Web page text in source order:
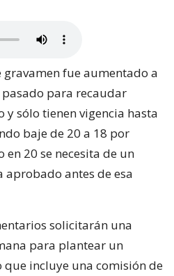
gravamen fue aumentado a
para recaudar
sólo tienen vigencia hasta
baje de 20 a 18 por
20 se necesita de un
aprobado antes de esa
solicitarán una
para plantear un
incluye una comisión de